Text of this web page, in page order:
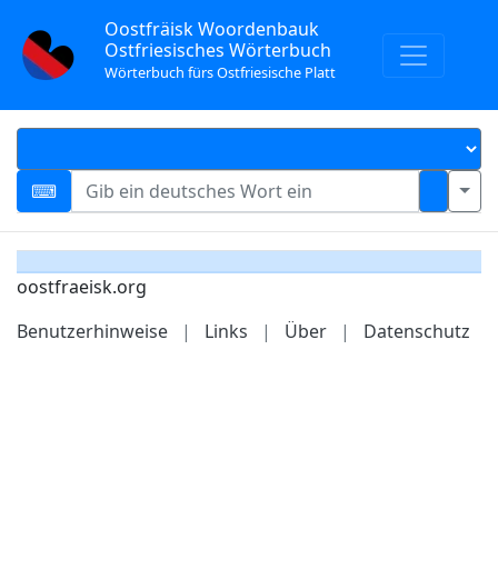
Oostfräisk Woordenbauk
Ostfriesisches Wörterbuch
Wörterbuch fürs Ostfriesische Platt
oostfraeisk.org
Benutzerhinweise
| Links | Über | Datenschutz